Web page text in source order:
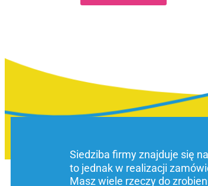
Siedziba firmy znajduje się
to jednak w realizacji
Masz wiele rzeczy do